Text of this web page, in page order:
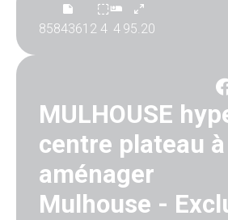
85843612 4 4 95.20
MULHOUSE
centre plateau à
aménager
Mulhouse -